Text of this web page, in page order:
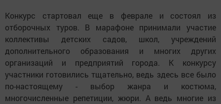
Конкурс стартовал еще в феврале и состоял из
отборочных туров. В марафоне принимали участие
коллективы детских садов, школ, учреждений
дополнительного образования и многих других
организаций и предприятий города. К конкурсу
участники готовились тщательно, ведь здесь все было
по-настоящему - выбор жанра и костюма,
многочисленные репетиции, жюри. А ведь многие из